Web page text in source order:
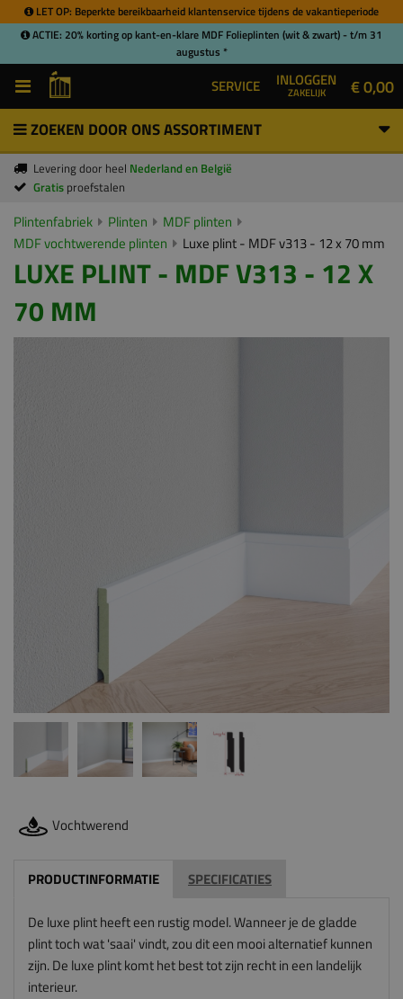
LET OP: Beperkte bereikbaarheid klantenservice tijdens de vakantieperiode
ACTIE: 20% korting op kant-en-klare MDF Folieplinten (wit & zwart) - t/m 31
augustus *
SERVICE INLOGGEN
ZAKELIJK € 0,00
ZOEKEN DOOR ONS ASSORTIMENT
Levering door heel Nederland en België
Gratis proefstalen
Plintenfabriek Plinten
MDF plinten
MDF vochtwerende plinten
Luxe plint - MDF v313 - 12 x 70 mm
LUXE PLINT - MDF V313 - 12 X
70 MM
Vochtwerend
PRODUCTINFORMATIE SPECIFICATIES
De luxe plint heeft een rustig model. Wanneer je de gladde
plint toch wat 'saai' vindt, zou dit een mooi alternatief kunnen
zijn. De luxe plint komt het best tot zijn recht in een landelijk
interieur.